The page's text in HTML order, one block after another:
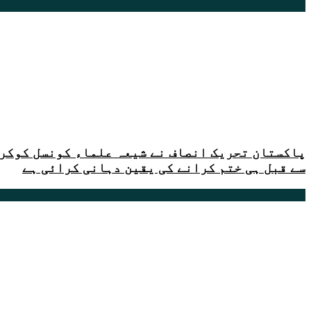
پاکستان تحریک انصاف نے شیعہ علماء کونسل
سے قبل ہی ختم کرانے کی یقین دہانی کرائی ہے